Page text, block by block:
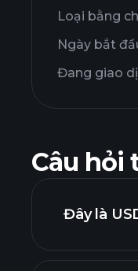
Loại bằng
Ngày bắt
Đang giao
Câu hỏi
Đây là